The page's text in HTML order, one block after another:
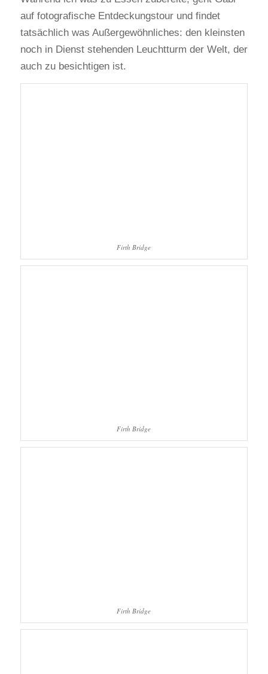
auf fotografische Entdeckungstour und findet
tatsächlich was Außergewöhnliches: den kleinsten
noch in Dienst stehenden Leuchtturm der Welt, der
auch zu besichtigen ist.
Firth Bridge
Firth Bridge
Firth Bridge